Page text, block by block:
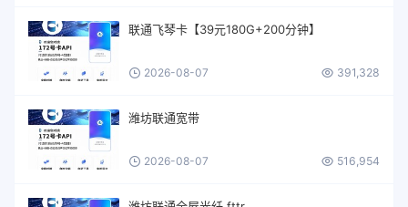
联通飞琴卡【39元180G+200分钟】
2026-08-07 391,328
潍坊联通宽带
2026-08-07 516,954